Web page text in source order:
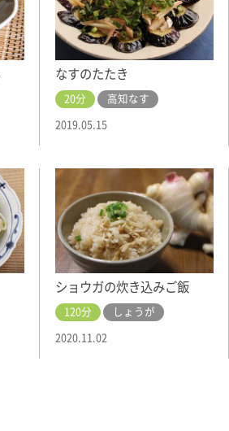
なすのたたき
20分 高知なす
2019.05.15
ショウガの炊き込みご飯
120分 しょうが
2020.11.02